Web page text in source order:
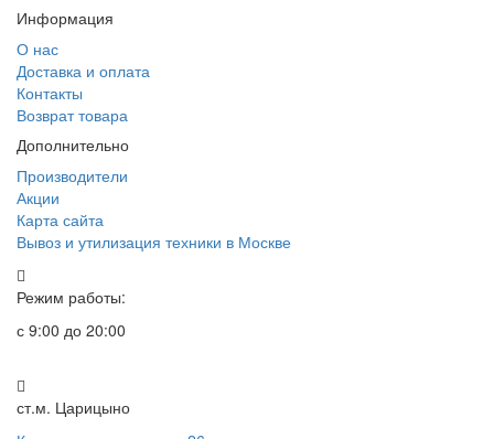
Информация
О нас
Доставка и оплата
Контакты
Возврат товара
Дополнительно
Производители
Акции
Карта сайта
Вывоз и утилизация техники в Москве
Режим работы:
с 9:00 до 20:00
ст.м. Царицыно